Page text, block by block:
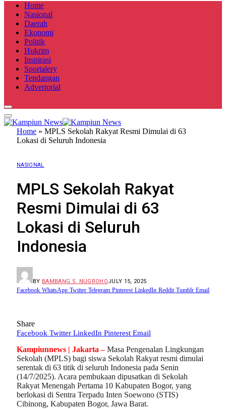
Home
Nasional
Daerah
Ekonomi
Politik
Hukrim
Inspirasi
Sportalery
Tendangan
Advertorial
Home » MPLS Sekolah Rakyat Resmi Dimulai di 63
Lokasi di Seluruh Indonesia
NASIONAL
MPLS Sekolah Rakyat
Resmi Dimulai di 63
Lokasi di Seluruh
Indonesia
BY BAMBANG S. NUGROHOJULY 15, 2025
Facebook WhatsApp Twitter Telegram Pinterest LinkedIn Reddit Tumblr Email
Share
Facebook Twitter LinkedIn Pinterest Email
Kampiunnews | Jakarta –Masa Pengenalan Lingkungan
Sekolah (MPLS) bagi siswa Sekolah Rakyat resmi dimulai
serentak di 63 titik di seluruh Indonesia pada Senin
(14/7/2025). Acara pembukaan dipusatkan di Sekolah
Rakyat Menengah Pertama 10 Kabupaten Bogor, yang
berlokasi di Sentra Terpadu Inten Soewono (STIS)
Cibinong, Kabupaten Bogor, Jawa Barat.